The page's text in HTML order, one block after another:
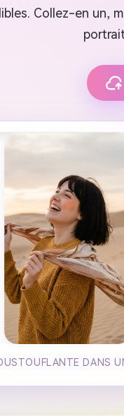
Collez-en un,
DANS